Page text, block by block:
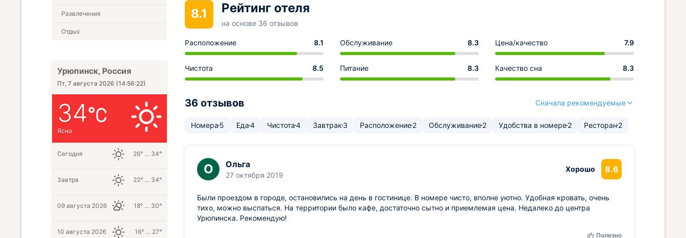
8.1 Рейтинг отеля
на основе 36 отзывов
Расположение 8.1 Обслуживание 8.3 Цена/качество 7.9
Чистота 8.5 Питание 8.3 Качество сна 8.3
36 отзывов Сначала рекомендуемые
Номера 5 Еда4 Чистота4 Завтрак 3 Расположение2 Обслуживание2 Удобства в номере2 Ресторан 2
О Ольга
27 октября 2019
Хорошо 8.6
Были проездом в городе, остановились на день в гостинице. В номере чисто, вполне уютно. Удобная кровать, очень
тихо, можно выспаться. На территории было кафе, достаточно сытно и приемлемая цена. Недалеко до центра
Урюпинска. Рекомендую!
Полезно
Развлечения
Отдых
Урюпинск, Россия
Пт, 7 августа 2026 (14:56:23)
34
Ясно
Сегодня 26° … 34°
Завтра 22° … 34°
09 августа 2026 18° … 30°
10 августа 2026 16° … 27°